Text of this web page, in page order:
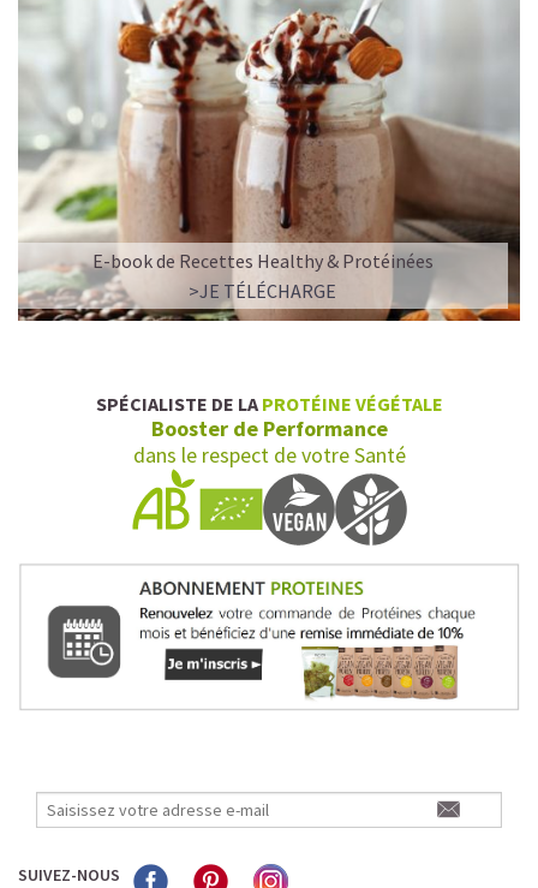
E-book de Recettes Healthy & Protéinées
>JE TÉLÉCHARGE
SPÉCIALISTE DE LA PROTÉINE VÉGÉTALE
Booster de Performance
dans le respect de votre Santé
SUIVEZ-NOUS